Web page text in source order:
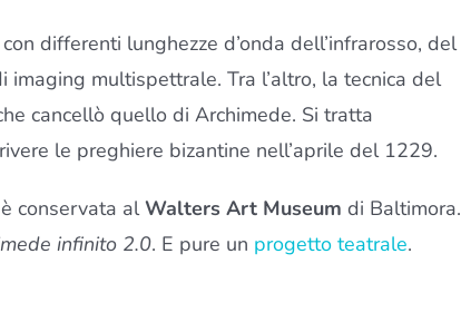
differenti lunghezze d’onda dell’infrarosso, del
multispettrale. Tra l’altro, la tecnica del
cancellò quello di Archimede. Si tratta
le preghiere bizantine nell’aprile del 1229.
conservata alWalters Art Museum di Baltimora.
infinito 2.0. E pure un progetto teatrale.